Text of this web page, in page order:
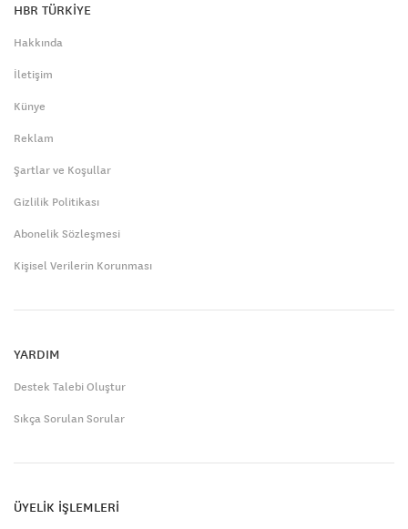
HBR TÜRKİYE
Hakkında
İletişim
Künye
Reklam
Şartlar ve Koşullar
Gizlilik Politikası
Abonelik Sözleşmesi
Kişisel Verilerin Korunması
YARDIM
Destek Talebi Oluştur
Sıkça Sorulan Sorular
ÜYELİK İŞLEMLERİ